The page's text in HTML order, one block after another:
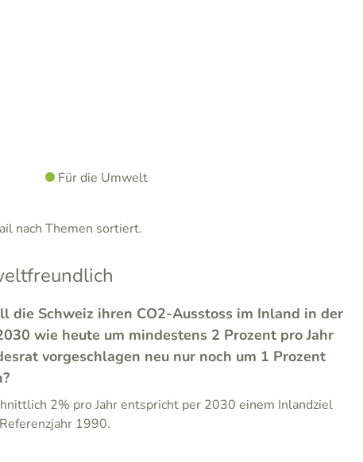
Für die Umwelt
nach Themen sortiert.
die Schweiz ihren CO2-Ausstoss im Inland in der
wie heute um mindestens 2 Prozent pro Jahr
vorgeschlagen neu nur noch um 1 Prozent
2% pro Jahr entspricht per 2030 einem Inlandziel
1990.